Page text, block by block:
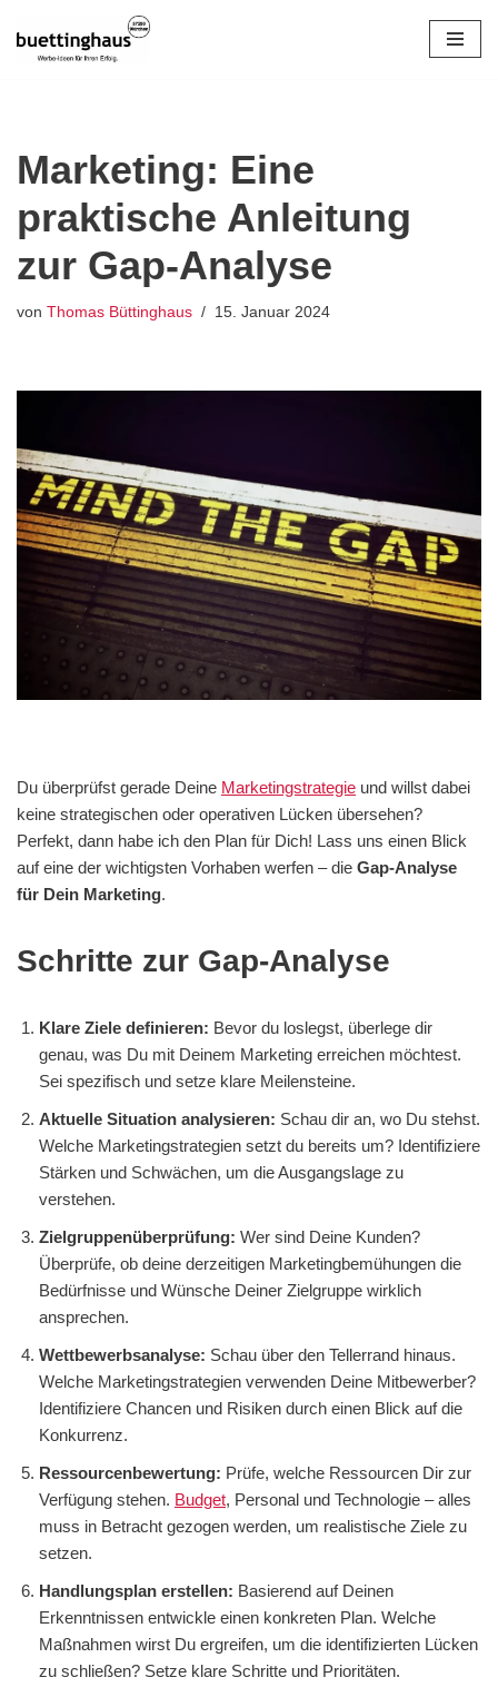
Zum
Marketing: Eine
praktische Anleitung
zur Gap-Analyse
von Thomas Büttinghaus 15. Januar 2024
Du überprüfst gerade Deine Marketingstrategie und willst dabei
keine strategischen oder operativen Lücken übersehen?
Perfekt, dann habe ich den Plan für Dich! Lass uns einen Blick
auf eine der wichtigsten Vorhaben werfen – die Gap-Analyse
für Dein Marketing.
Schritte zur Gap-Analyse
Klare Ziele definieren: Bevor du loslegst, überlege dir
genau, was Du mit Deinem Marketing erreichen möchtest.
Sei spezifisch und setze klare Meilensteine.
Aktuelle Situation analysieren: Schau dir an, wo Du stehst.
Welche Marketingstrategien setzt du bereits um? Identifiziere
Stärken und Schwächen, um die Ausgangslage zu
verstehen.
Zielgruppenüberprüfung: Wer sind Deine Kunden?
Überprüfe, ob deine derzeitigen Marketingbemühungen die
Bedürfnisse und Wünsche Deiner Zielgruppe wirklich
ansprechen.
Wettbewerbsanalyse: Schau über den Tellerrand hinaus.
Welche Marketingstrategien verwenden Deine Mitbewerber?
Identifiziere Chancen und Risiken durch einen Blick auf die
Konkurrenz.
Ressourcenbewertung: Prüfe, welche Ressourcen Dir zur
Verfügung stehen. Budget, Personal und Technologie – alles
muss in Betracht gezogen werden, um realistische Ziele zu
setzen.
Handlungsplan erstellen: Basierend auf Deinen
Erkenntnissen entwickle einen konkreten Plan. Welche
Maßnahmen wirst Du ergreifen, um die identifizierten Lücken
zu schließen? Setze klare Schritte und Prioritäten.